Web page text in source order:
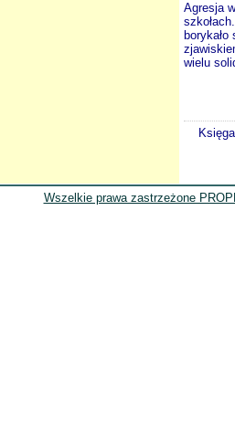
Agresja
wielu
Wszelkie prawa zastrzeżone